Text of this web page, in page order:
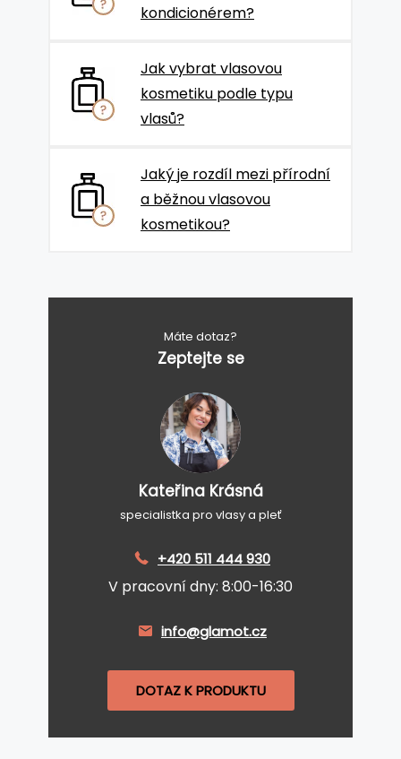
kondicionérem?
Jak vybrat vlasovou
kosmetiku podle typu
vlasů?
Jaký je rozdíl mezi přírodní
a běžnou vlasovou
kosmetikou?
Máte dotaz?
Zeptejte se
Kateřina Krásná
specialistka pro vlasy a pleť
+420 511 444 930
V pracovní dny: 8:00-16:30
info@glamot.cz
DOTAZ K PRODUKTU